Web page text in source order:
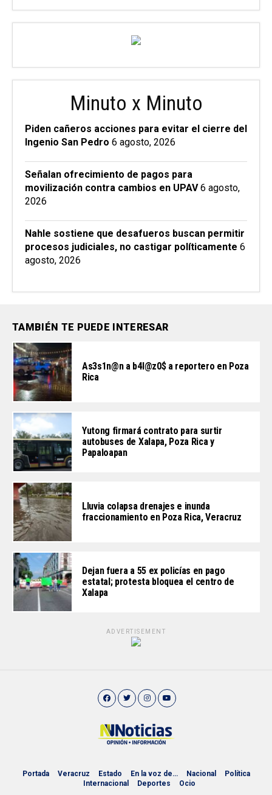
Minuto x Minuto
Piden cañeros acciones para evitar el cierre del
Ingenio San Pedro 6 agosto, 2026
Señalan ofrecimiento de pagos para
movilización contra cambios en UPAV 6 agosto,
2026
Nahle sostiene que desafueros buscan permitir
procesos judiciales, no castigar políticamente 6
agosto, 2026
TAMBIÉN TE PUEDE INTERESAR
As3s1n@n a b4l@z0$ a reportero en Poza
Rica
Yutong firmará contrato para surtir
autobuses de Xalapa, Poza Rica y
Papaloapan
Lluvia colapsa drenajes e inunda
fraccionamiento en Poza Rica, Veracruz
Dejan fuera a 55 ex policías en pago
estatal; protesta bloquea el centro de
Xalapa
ADVERTISEMENT
Portada Veracruz Estado En la voz de… Nacional
Política
Internacional
Deportes Ocio